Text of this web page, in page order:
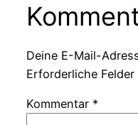
Deine E-Mail-
Erforderliche
Kommentar *